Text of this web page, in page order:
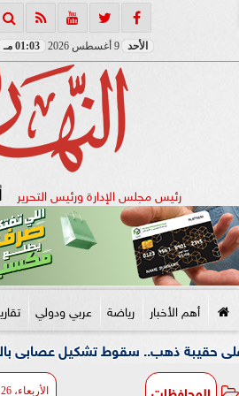
الأحد 01:03 مـ
رئيس مجلس الإدارة ورئيس التحرير
أهم الأخبار رياضة عربي ودولي
سقوط تشكيل عصابى بالقاهرة
الأربعاء، 26 مارس 2025